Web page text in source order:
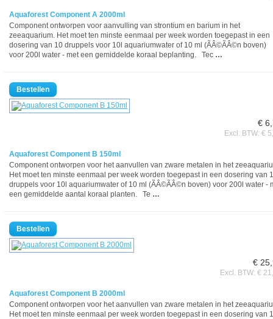
Aquaforest Component A 2000ml
Component ontworpen voor aanvulling van strontium en barium in het
zeeaquarium. Het moet ten minste eenmaal per week worden toegepast in een
dosering van 10 druppels voor 10l aquariumwater of 10 ml (ÃÂ©ÃÂ©n boven)
voor 200l water - met een gemiddelde koraal beplanting. Tec …
€
Excl. BTW: €
Aquaforest Component B 150ml
Component ontworpen voor het aanvullen van zware metalen in het
Het moet ten minste eenmaal per week worden toegepast in een dosering van
druppels voor 10l aquariumwater of 10 ml (ÃÂ©ÃÂ©n boven) voor 200l water -
een gemiddelde aantal koraal planten. Te …
€
Excl. BTW: €
Aquaforest Component B 2000ml
Component ontworpen voor het aanvullen van zware metalen in het
Het moet ten minste eenmaal per week worden toegepast in een dosering van